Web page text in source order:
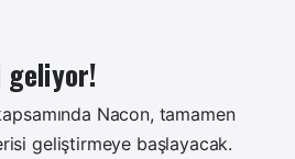
geliyor!
Nacon, tamamen
geliştirmeye başlayacak.